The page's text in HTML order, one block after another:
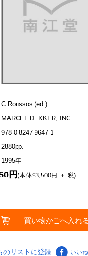
C.Roussos (ed.)
MARCEL DEKKER, INC.
978-0-8247-9647-1
2880pp.
1995年
円(本体93,500円 ＋ 税)
のリストに登録 いいね